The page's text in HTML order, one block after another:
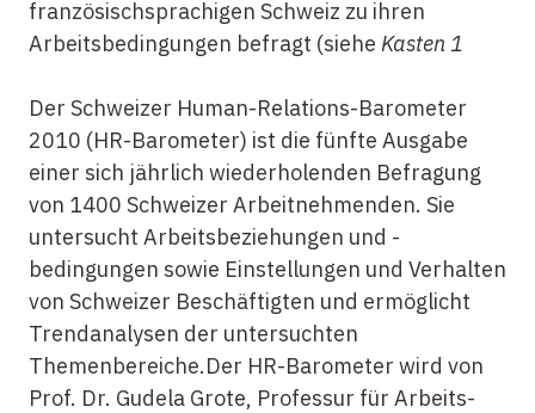
französischsprachigen Schweiz zu ihren
Arbeitsbedingungen befragt (siehe Kasten 1
Der Schweizer Human-Relations-Barometer
2010 (HR-Barometer) ist die fünfte Ausgabe
einer sich jährlich wiederholenden Befragung
von 1400 Schweizer Arbeitnehmenden. Sie
untersucht Arbeitsbeziehungen und -
bedingungen sowie Einstellungen und Verhalten
von Schweizer Beschäftigten und ermöglicht
Trendanalysen der untersuchten
Themenbereiche.Der HR-Barometer wird von
Prof. Dr. Gudela Grote, Professur für Arbeits-